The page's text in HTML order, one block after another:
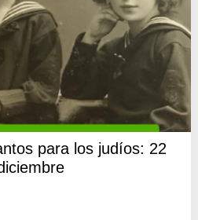
para los judíos: 22